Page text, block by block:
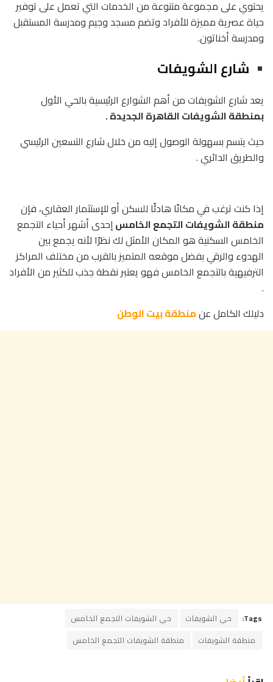
يحتوي على مجموعة متنوعة من الخدمات التي تعمل على توفير
حياة عصرية مميزة للأفراد وتضم مسجد وجيم ومدرسة المستقبل
ومدرسة أخناتون.
شارع الشويفات
يعد شارع الشويفات من أهم الشوارع الرئيسية بالحي الأول
بمنطقة الشويفات القاهرة الجديدة .
حيث يتسم بسهولة الوصول إليه من خلال شارع التسعين الرئيسي
والطريق الدائري .
إذا كنت ترغب في مكانًا هادئًا للسكن أو للإستثمار العقاري، فإن
منطقة الشويفات التجمع الخامسإحدى أشهر أحياء التجمع
الخامس السكنية هو المكان الأمثل لك نظرًا لأنه يجمع بين
الهدوء والرقي بفضل موقعه المتميز بالقرب من مختلف المراكز
الترفيهية بالتجمع الخامس فهو يعتبر نقطة جذب للكثير من الأفراد
.
دليلك الكامل عنمنطقة بيت الوطن
Tags: حي الشويفات
حي الشويفات التجمع الخامس
منطقة الشويفات
منطقة الشويفات التجمع الخامس